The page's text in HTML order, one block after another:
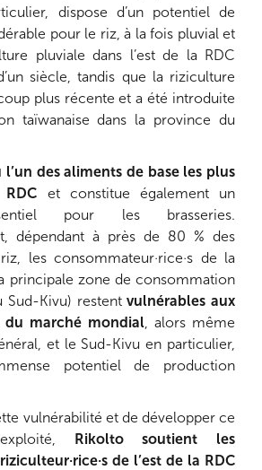
dispose d’un potentiel de
pour le riz, à la fois pluvial et
pluviale dans l’est de la RDC
siècle, tandis que la riziculture
plus récente et a été introduite
taïwanaise dans la province du
l’un des aliments de base les plus
et constitue également un
pour les brasseries.
dépendant à près de 80 % des
les consommateur·rice·s de la
principale zone de consommation
Sud-Kivu) restentvulnérables aux
du marché mondial , alors même
et le Sud-Kivu en particulier,
potentiel de production
vulnérabilité et de développer ce
Rikolto soutient les
de l’est de la RDC